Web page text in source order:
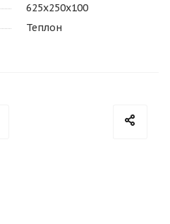
625х250х100
Теплон